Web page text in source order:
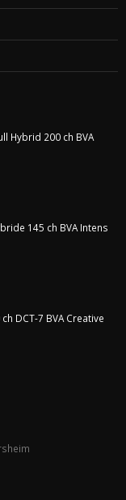
Hybrid 200 ch BVA
145 ch BVA Intens
DCT-7 BVA Creative